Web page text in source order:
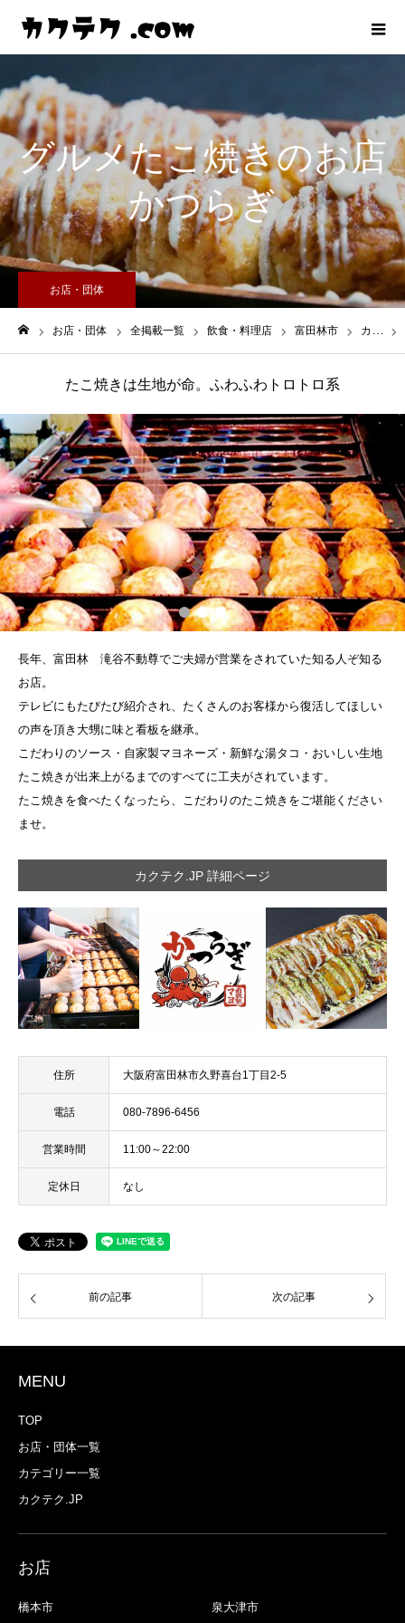
グルメたこ焼きのお店
かつらぎ
お店・団体
お店・団体 全掲載一覧 飲食・料理店 富田林市 カ行
たこ焼きは生地が命。ふわふわトロトロ系
長年、富田林 滝谷不動尊でご夫婦が営業をされていた知る人ぞ知る
お店。
テレビにもたびたび紹介され、たくさんのお客様から復活してほしい
の声を頂き大甥に味と看板を継承。
こだわりのソース・自家製マヨネーズ・新鮮な湯タコ・おいしい生地
たこ焼きが出来上がるまでのすべてに工夫がされています。
たこ焼きを食べたくなったら、こだわりのたこ焼きをご堪能ください
ませ。
カクテク.JP 詳細ページ
住所 大阪府富田林市久野喜台1丁目2-5
電話 080-7896-6456
営業時間 11:00～22:00
定休日 なし
前の記事 次の記事
MENU
TOP
お店・団体一覧
カテゴリー一覧
カクテク.JP
お店
橋本市 泉大津市